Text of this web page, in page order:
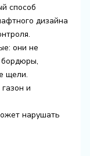
способ
дизайна
они не
бордюры,
щели.
и
нарушать